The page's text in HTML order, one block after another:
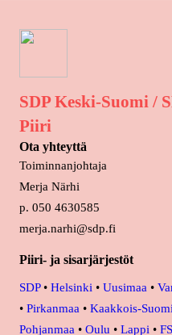
SDP Keski-Suomi /
Piiri
Ota yhteyttä
Toiminnanjohtaja
Merja Närhi
p. 050 4630585
merja.narhi@sdp.fi
Piiri- ja sisarjärjestöt
SDP• Helsinki • Uusimaa •
• Pirkanmaa • Kaakkois-Suomi
Pohjanmaa • Oulu • Lappi •